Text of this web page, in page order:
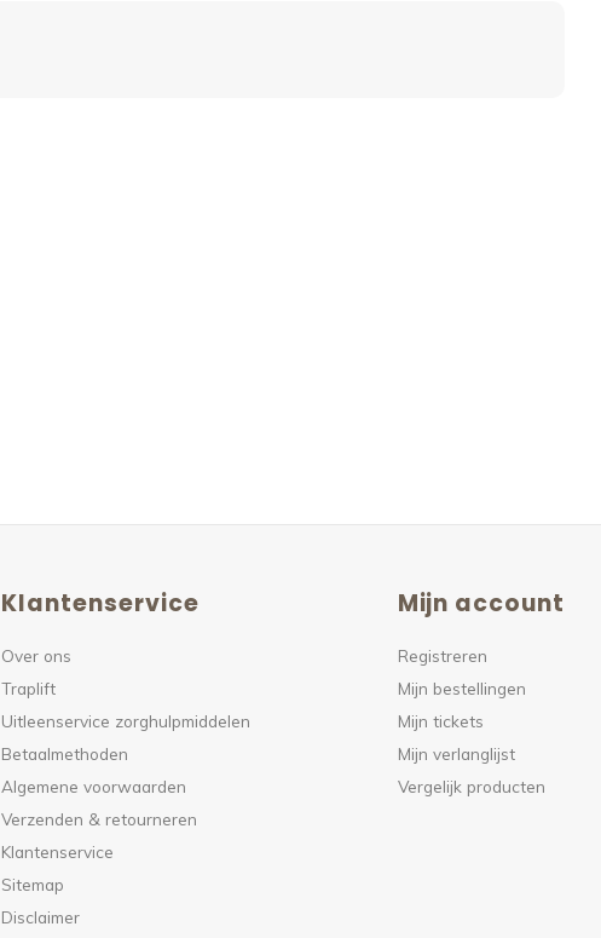
Klantenservice
Over ons
Traplift
Uitleenservice zorghulpmiddelen
Betaalmethoden
Algemene voorwaarden
Verzenden & retourneren
Klantenservice
Sitemap
Disclaimer
Mijn account
Registreren
Mijn bestellingen
Mijn tickets
Mijn verlanglijst
Vergelijk producten